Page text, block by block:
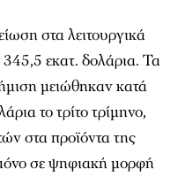
στα λειτουργικά
345,5 εκατ. δολάρια. Τα
μειώθηκαν κατά
το τρίτο τρίμηνο,
στα προϊόντα της
μόνο σε ψηφιακή μορφή